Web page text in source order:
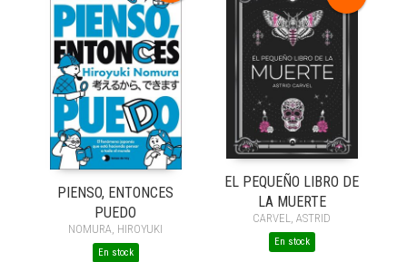
PIENSO, ENTONCES
PUEDO
NOMURA, HIROYUKI
En stock
EL PEQUEÑO LIBRO DE
LA MUERTE
CARVEL, ASTRID
En stock